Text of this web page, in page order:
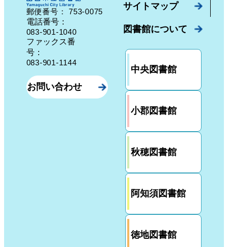
郵便番号：753-0075 山口県山口市中園町７番７号
電話番号：
083-901-1040
ファックス番
号：
083-901-1144
お問い合わせ
サイトマップ
図書館について
中央図書館
小郡図書館
秋穂図書館
阿知須図書館
徳地図書館